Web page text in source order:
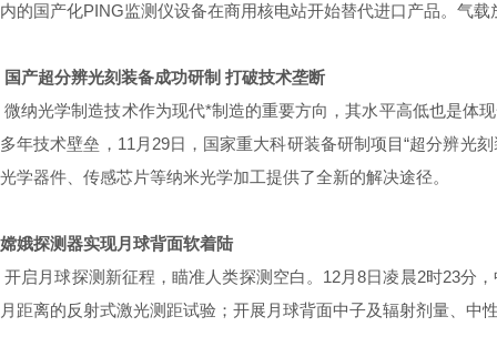
内的国产化PING监测仪设备在商用核电站开始替代进口产品。气
国产超分辨光刻装备成功研制 打破技术垄断
微纳光学制造技术作为现代*制造的重要方向，其水平高低也是体
多年技术壁垒，11月29日，国家重大科研装备研制项目“超分辨光
光学器件、传感芯片等纳米光学加工提供了全新的解决途径。
嫦娥探测器实现月球背面软着陆
开启月球探测新征程，瞄准人类探测空白。12月8日凌晨2时23分
月距离的反射式激光测距试验；开展月球背面中子及辐射剂量、中